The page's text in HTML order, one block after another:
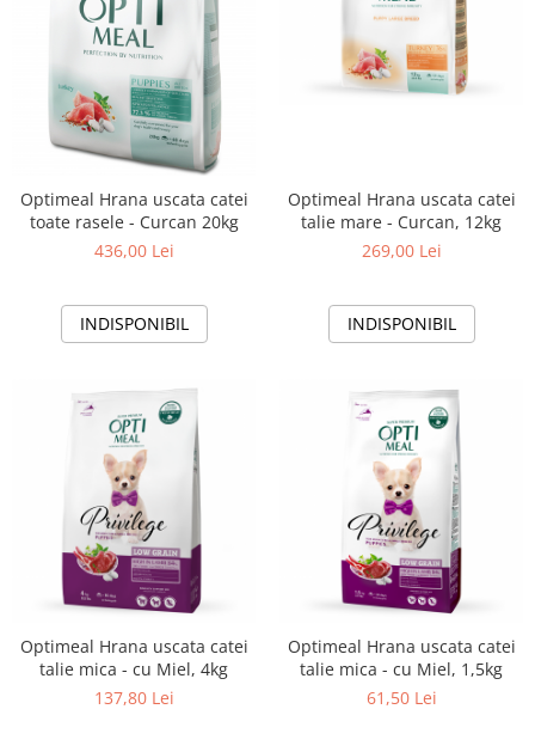
Optimeal Hrana uscata catei
toate rasele - Curcan 20kg
436,00 Lei
INDISPONIBIL
Optimeal Hrana uscata catei
talie mare - Curcan, 12kg
269,00 Lei
INDISPONIBIL
Optimeal Hrana uscata catei
talie mica - cu Miel, 4kg
137,80 Lei
Optimeal Hrana uscata catei
talie mica - cu Miel, 1,5kg
61,50 Lei